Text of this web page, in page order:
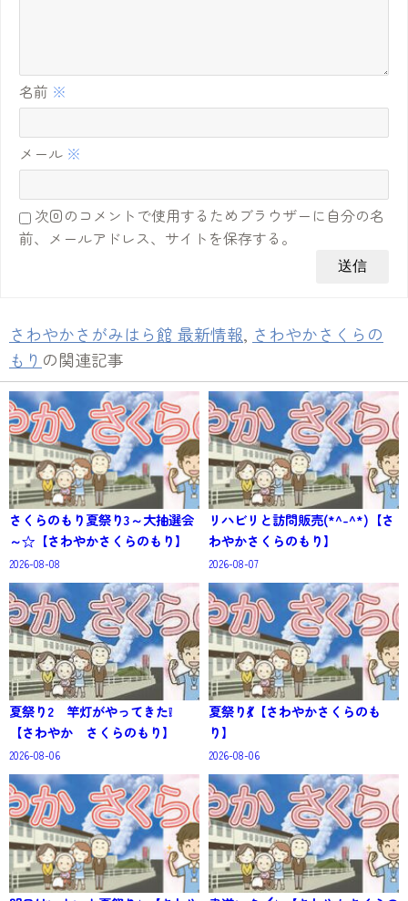
名前 ※
メール ※
次回のコメントで使用するためブラウザーに自分の名
前、メールアドレス、サイトを保存する。
さわやかさがみはら館 最新情報, さわやかさくらの
もり の関連記事
さくらのもり夏祭り3～大抽選会
～☆【さわやかさくらのもり】
2026-08-08
リハビリと訪問販売(*^-^*)【さ
わやかさくらのもり】
2026-08-07
夏祭り2 竿灯がやってきた❕
【さわやか さくらのもり】
2026-08-06
夏祭り💃【さわやかさくらのも
り】
2026-08-06